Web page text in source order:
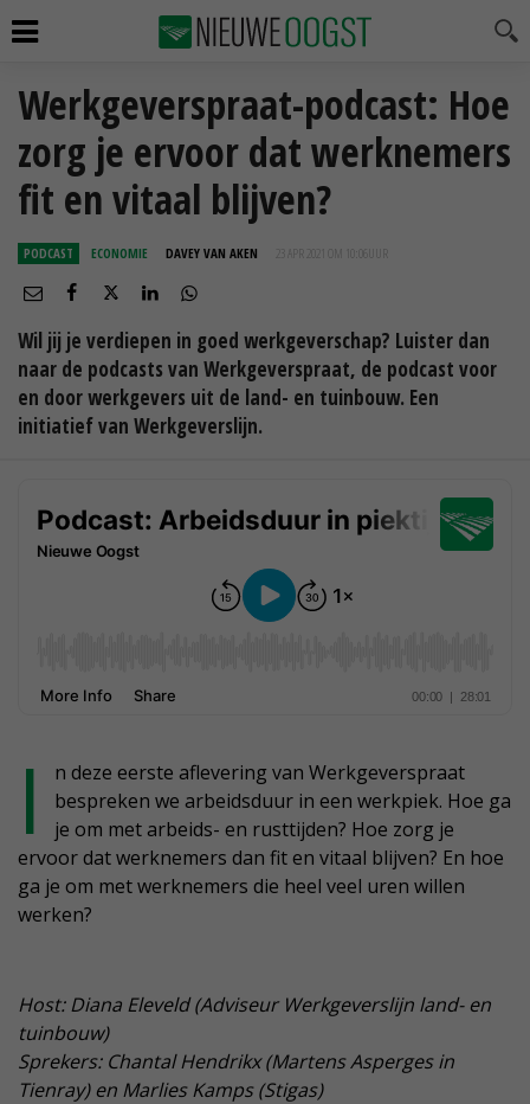
Werkgeverspraat-podcast: Hoe
zorg je ervoor dat werknemers
fit en vitaal blijven?
PODCAST ECONOMIE DAVEY VAN AKEN 23 APR 2021 OM 10:06
Wil jij je verdiepen in goed werkgeverschap? Luister dan
naar de podcasts van Werkgeverspraat, de podcast voor
en door werkgevers uit de land- en tuinbouw. Een
initiatief van Werkgeverslijn.
I
n deze eerste aflevering van Werkgeverspraat
bespreken we arbeidsduur in een werkpiek. Hoe ga
je om met arbeids- en rusttijden? Hoe zorg je
ervoor dat werknemers dan fit en vitaal blijven? En hoe
ga je om met werknemers die heel veel uren willen
werken?
Host: Diana Eleveld (Adviseur Werkgeverslijn land- en
tuinbouw)
Sprekers: Chantal Hendrikx (Martens Asperges in
Tienray) en Marlies Kamps (Stigas)